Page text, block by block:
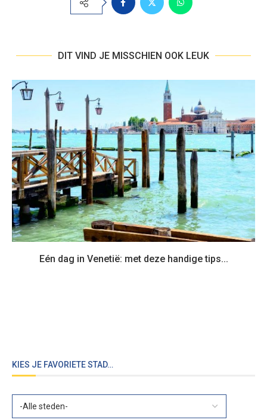
DIT VIND JE MISSCHIEN OOK LEUK
Eén dag in Venetië: met deze handige tips...
KIES JE FAVORIETE STAD…